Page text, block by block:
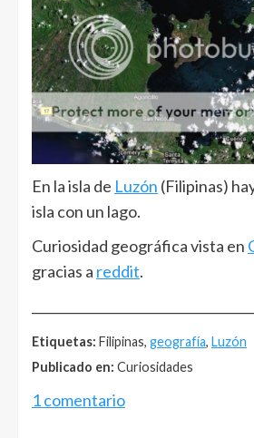
En la isla de Luzón (Filipinas)
isla con un lago.
Curiosidad geográfica vista en
gracias a reddit.
Etiquetas: Filipinas, geografía, Luzón
Publicado en: Curiosidades
1 comentario